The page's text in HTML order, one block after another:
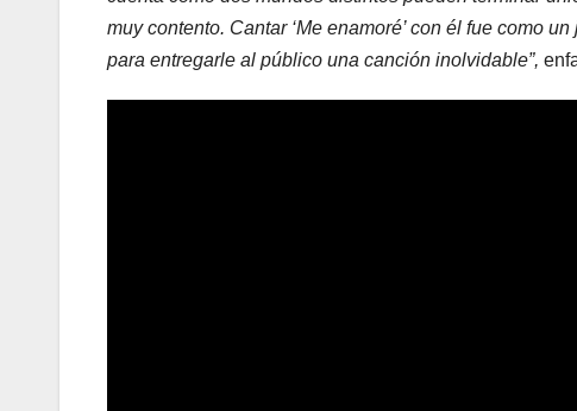
muy contento. Cantar ‘Me enamoré’ con él fue como
para entregarle al público una canción inolvidable”,